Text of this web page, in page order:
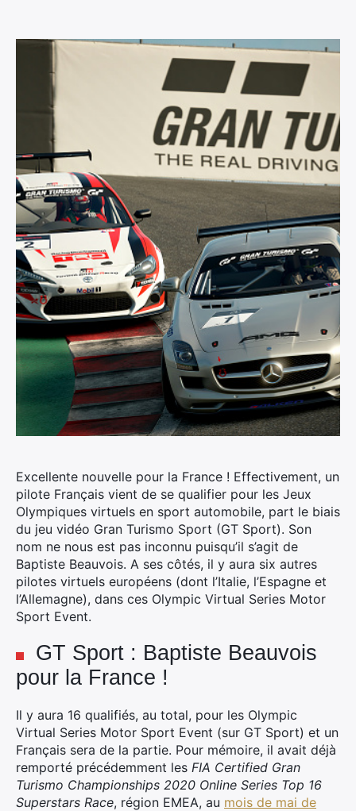
Excellente nouvelle pour la France ! Effectivement, un
pilote Français vient de se qualifier pour les Jeux
Olympiques virtuels en sport automobile, part le biais
du jeu vidéo Gran Turismo Sport (GT Sport). Son
nom ne nous est pas inconnu puisqu’il s’agit de
Baptiste Beauvois. A ses côtés, il y aura six autres
pilotes virtuels européens (dont l’Italie, l’Espagne et
l’Allemagne), dans ces Olympic Virtual Series Motor
Sport Event.
GT Sport : Baptiste Beauvois
pour la France !
Il y aura 16 qualifiés, au total, pour les Olympic
Virtual Series Motor Sport Event (sur GT Sport) et un
Français sera de la partie. Pour mémoire, il avait déjà
remporté précédemment les FIA Certified Gran
Turismo Championships 2020 Online Series Top 16
Superstars Race, région EMEA, au mois de mai de